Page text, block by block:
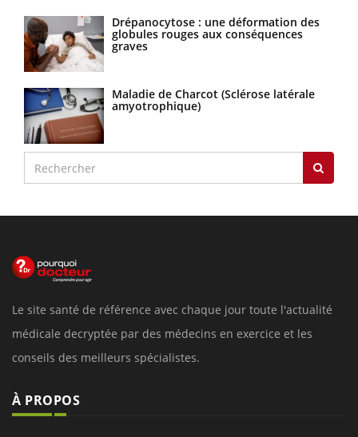
Drépanocytose : une déformation des
globules rouges aux conséquences
graves
Maladie de Charcot (Sclérose latérale
amyotrophique)
Le site santé de référence avec chaque jour toute l'actualité
médicale decryptée par des médecins en exercice et les
conseils des meilleurs spécialistes.
À PROPOS